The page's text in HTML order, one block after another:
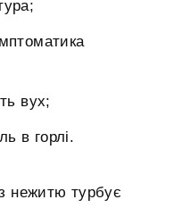
вух;
в горлі.
нежитю турбує